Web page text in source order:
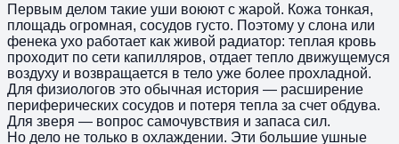
Первым делом такие уши воюют с жарой. Кожа тонкая,
площадь огромная, сосудов густо. Поэтому у слона или
фенека ухо работает как живой радиатор: теплая кровь
проходит по сети капилляров, отдает тепло движущемуся
воздуху и возвращается в тело уже более прохладной.
Для физиологов это обычная история — расширение
периферических сосудов и потеря тепла за счет обдува.
Для зверя — вопрос самочувствия и запаса сил.
Но дело не только в охлаждении. Эти большие ушные